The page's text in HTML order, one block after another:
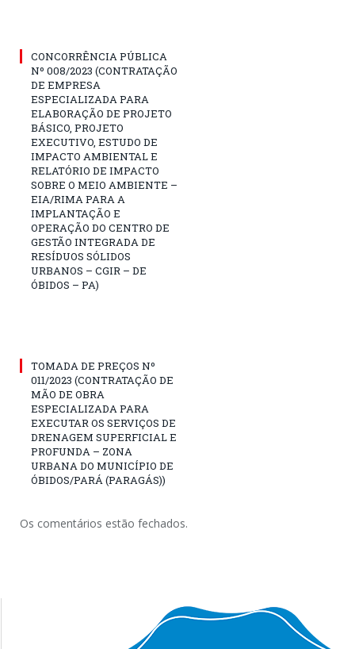
CONCORRÊNCIA PÚBLICA
Nº 008/2023 (CONTRATAÇÃO
DE EMPRESA
ESPECIALIZADA PARA
ELABORAÇÃO DE PROJETO
BÁSICO, PROJETO
EXECUTIVO, ESTUDO DE
IMPACTO AMBIENTAL E
RELATÓRIO DE IMPACTO
SOBRE O MEIO AMBIENTE –
EIA/RIMA PARA A
IMPLANTAÇÃO E
OPERAÇÃO DO CENTRO DE
GESTÃO INTEGRADA DE
RESÍDUOS SÓLIDOS
URBANOS – CGIR – DE
ÓBIDOS – PA)
TOMADA DE PREÇOS Nº
011/2023 (CONTRATAÇÃO DE
MÃO DE OBRA
ESPECIALIZADA PARA
EXECUTAR OS SERVIÇOS DE
DRENAGEM SUPERFICIAL E
PROFUNDA – ZONA
URBANA DO MUNICÍPIO DE
ÓBIDOS/PARÁ (PARAGÁS))
Os comentários estão fechados.